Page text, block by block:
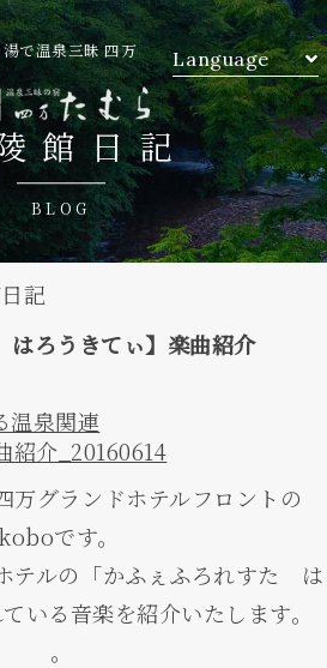
で温泉三昧 四万
Language
館日記
BLOG
記
はろうきてぃ】楽曲紹介
温泉関連
万グランドホテルフロントの
koboです。
テルの「かふぇふろれすた は
いる音楽を紹介いたします。
。